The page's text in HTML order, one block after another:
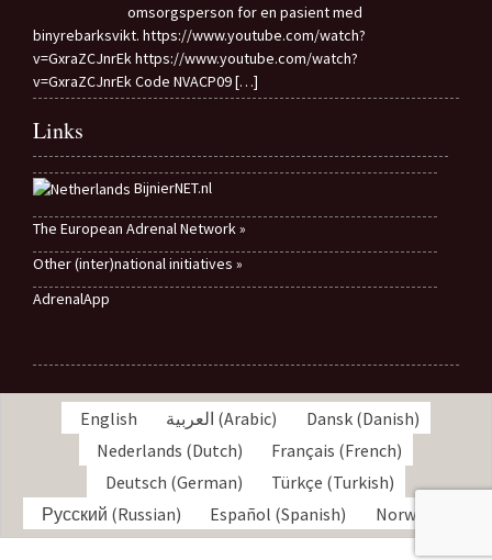
omsorgsperson for en pasient med
binyrebarksvikt. https://www.youtube.com/watch?
v=GxraZCJnrEk https://www.youtube.com/watch?
v=GxraZCJnrEk Code NVACP09[…]
Links
BijnierNET.nl
The European Adrenal Network »
Other (inter)national initiatives »
AdrenalApp
English العربية (Arabic) Dansk(Danish)
Nederlands (Dutch) Français (French)
Deutsch (German) Türkçe (Turkish)
Русский (Russian) Español (Spanish) Norwegian